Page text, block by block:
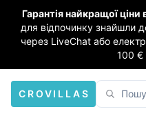
Гарантія найкращої ціни
для відпочинку знайшли
через LiveChat або
100
CROVILLAS